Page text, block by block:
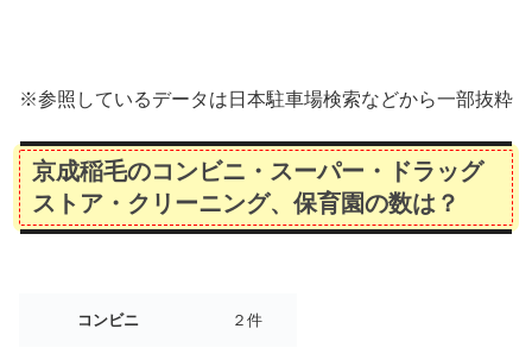
※参照しているデータは日本駐車場検索などから一部抜粋
京成稲毛のコンビニ・スーパー・ドラッグ
ストア・クリーニング、保育園の数は？
コンビニ ２件